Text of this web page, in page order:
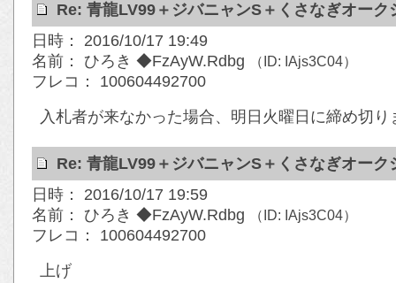
Re: 青龍LV99＋ジバニャンS＋くさなぎオー
日時： 2016/10/17 19:49
名前： ひろき ◆FzAyW.Rdbg
（ID: IAjs3C04）
フレコ： 100604492700
入札者が来なかった場合、明日火曜日に締め切り
Re: 青龍LV99＋ジバニャンS＋くさなぎオー
日時： 2016/10/17 19:59
名前： ひろき ◆FzAyW.Rdbg
（ID: IAjs3C04）
フレコ： 100604492700
上げ